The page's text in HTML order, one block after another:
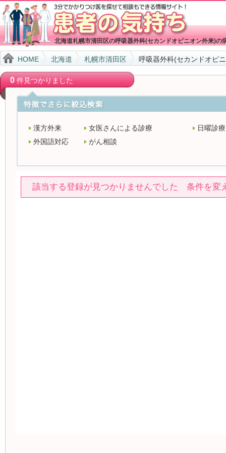
北海道札幌市清田区の呼吸器外科(セカンドオピニオン外来)の
HOME 北海道 札幌市清田区 呼吸器外科(セカンドオピ
0件見つかりました
漢方外来 女医さんによる診療
日曜診療
外国語対応
がん相談
該当する登録が見つかりませんでした 条件を